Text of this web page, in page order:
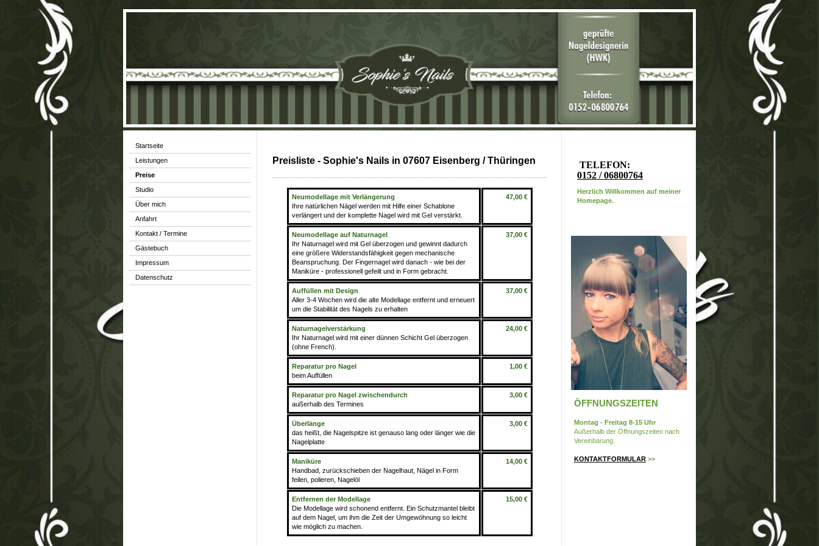
Startseite
Leistungen
Preise
Studio
Über mich
Anfahrt
Kontakt / Termine
Gästebuch
Impressum
Datenschutz
Preisliste - Sophie's Nails in 07607 Eisenberg / Thüringen
Neumodellage mit Verlängerung
Ihre natürlichen Nägel werden mit Hilfe einer Schablone
verlängert und der komplette Nagel wird mit Gel verstärkt.
47,00 €
Neumodellage auf Naturnagel
Ihr Naturnagel wird mit Gel überzogen und gewinnt dadurch
eine größere Widerstandsfähigkeit gegen mechanische
Beanspruchung. Der Fingernagel wird danach - wie bei der
Maniküre - professionell gefeilt und in Form gebracht.
37,00 €
Auffüllen mit Design
Aller 3-4 Wochen wird die alte Modellage entfernt und erneuert
um die Stabilität des Nagels zu erhalten
37,00 €
Naturnagelverstärkung
Ihr Naturnagel wird mit einer dünnen Schicht Gel überzogen
(ohne French).
24,00 €
Reparatur pro Nagel
beim Auffüllen
1,00 €
Reparatur pro Nagel zwischendurch
außerhalb des Termines
3,00 €
Überlänge
das heißt, die Nagelspitze ist genauso lang oder länger wie die
Nagelplatte
3,00 €
Maniküre
Handbad, zurückschieben der Nagelhaut, Nägel in Form
feilen, polieren, Nagelöl
14,00 €
Entfernen der Modellage
Die Modellage wird schonend entfernt. Ein Schutzmantel bleibt
auf dem Nagel, um ihm die Zeit der Umgewöhnung so leicht
wie möglich zu machen.
15,00 €
TELEFON:
0152 / 06800764
Herzlich Willkommen auf meiner
Homepage.
ÖFFNUNGSZEITEN
Montag - Freitag 8-15 Uhr
Außerhalb der Öffnungszeiten nach
Vereinbarung.
KONTAKTFORMULAR >>